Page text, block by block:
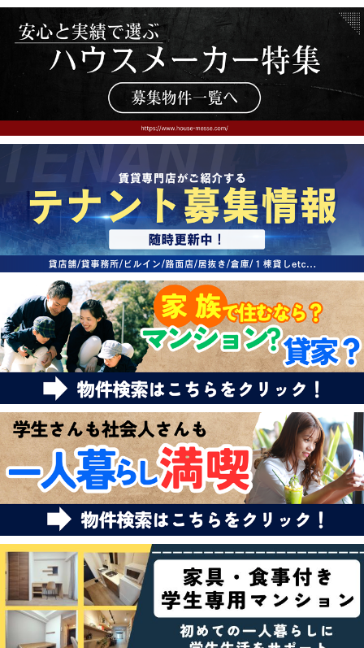
録